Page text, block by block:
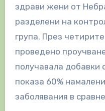
здрави жени от
разделени на
група. През
проведено
получавала добавки
показа 60%
заболявания в